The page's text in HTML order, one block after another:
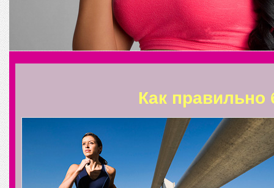
Как правильно